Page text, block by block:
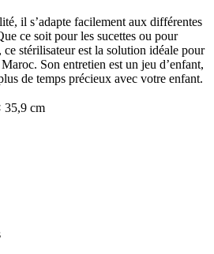
il s’adapte facilement aux différentes
ce soit pour les sucettes ou pour
stérilisateur est la solution idéale pour
Son entretien est un jeu d’enfant,
de temps précieux avec votre enfant.
35,9 cm